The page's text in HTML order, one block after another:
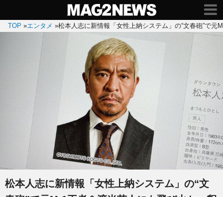
TOP »エンタメ »松本人志に新情報「女性上納システム」の“文春砲”で
松本人志に新情報「女性上納システム」の“文